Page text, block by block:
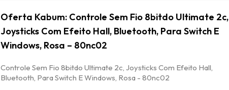
Oferta Kabum: Controle Sem Fio 8bitdo Ultimate 2c,
Joysticks Com Efeito Hall, Bluetooth, Para Switch E
Windows, Rosa – 80nc02
Controle Sem Fio 8bitdo Ultimate 2c, Joysticks Com Efeito Hall,
Bluetooth, Para Switch E Windows, Rosa - 80nc02